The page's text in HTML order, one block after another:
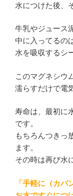
水につけた後、
牛乳やジュース
中に入ってるの
水を吸収するシ
このマグネシウ
濡らすだけで電
寿命は、最初に
です。
もちろんつきっ
ます。
その時は再び水
「手軽に（カバ